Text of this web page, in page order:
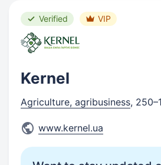
Verified VIP
Kernel
Agriculture, agribusiness,
www.kernel.ua